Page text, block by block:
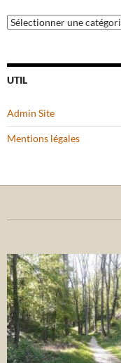
Catégories
UTIL
Admin Site
Mentions légales